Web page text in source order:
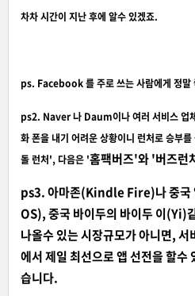
차차 시간이 지난 후에 알수 있겠죠.
ps. Facebook 를 주로 쓰는 사람에게 정말
ps2. Naver 나 Daum이나 여러 서비스 업
화 폰을 내기 어려운 상황이니 런처로 승부
돌 런처', 다음은 '홈팩버즈'와 '버즈런
ps3. 아마존(Kindle Fire)나 중국
OS), 중국 바이두의 바이두 이(Yi)
나올수 있는 시장규모가 아니면,
에서 제일 최선으로 앱 선전을 할
습니다.